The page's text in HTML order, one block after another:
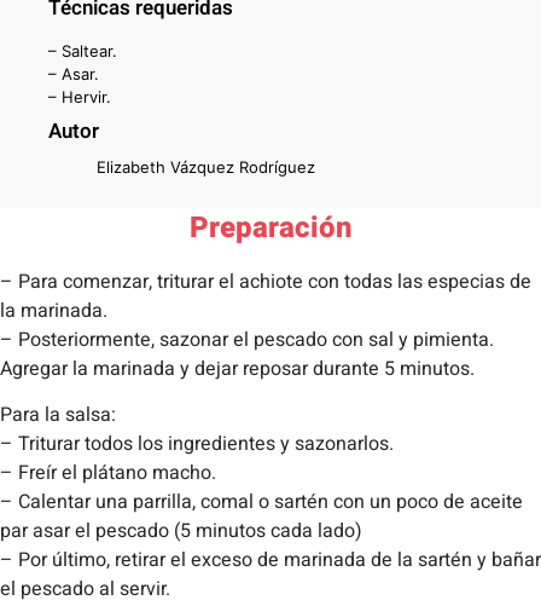
Técnicas requeridas
– Saltear.
– Asar.
– Hervir.
Autor
Elizabeth Vázquez Rodríguez
Preparación
– Para comenzar, triturar el achiote con todas las especias de
la marinada.
– Posteriormente, sazonar el pescado con sal y pimienta.
Agregar la marinada y dejar reposar durante 5 minutos.
Para la salsa:
– Triturar todos los ingredientes y sazonarlos.
– Freír el plátano macho.
– Calentar una parrilla, comal o sartén con un poco de aceite
par asar el pescado (5 minutos cada lado)
– Por último, retirar el exceso de marinada de la sartén y bañar
el pescado al servir.